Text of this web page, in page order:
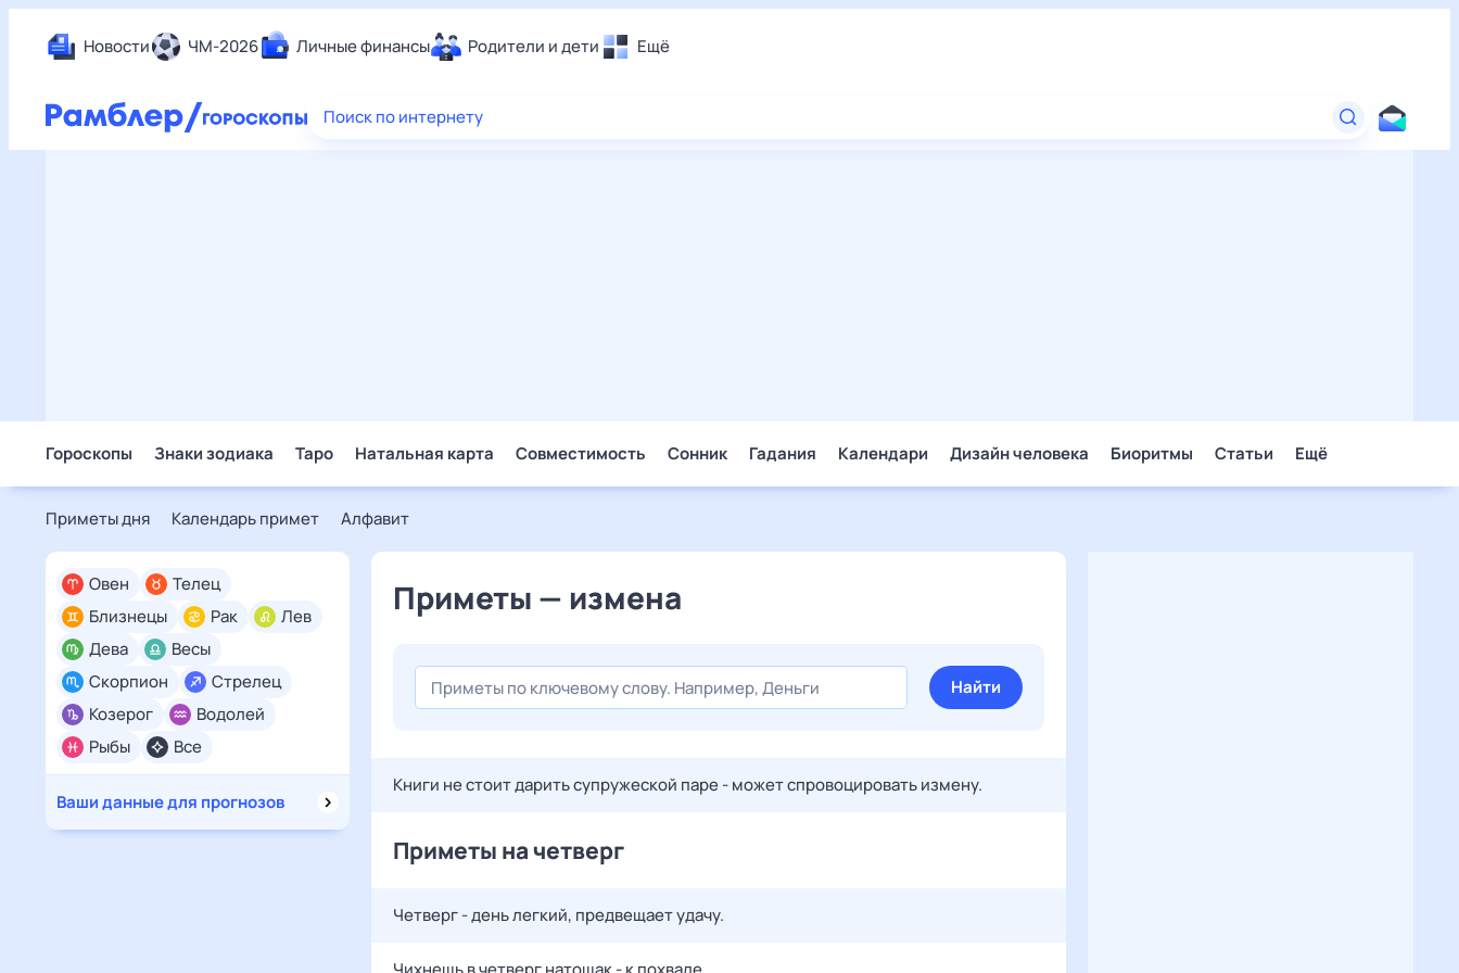
Новости ЧМ-2026 Личные финансы Родители и дети Ещё
Еда
Поиск по интернету
Гороскопы Знаки зодиака Таро Натальная карта Совместимость Сонник Гадания Календари Дизайн человека Биоритмы Статьи Ещё
Приметы дня Календарь примет Алфавит
Все
Овен
Телец
Близнецы
Рак
Лев
Дева
Весы
Скорпион
Стрелец
Козерог
Водолей
Рыбы
Ваши данные для прогнозов
Приметы — измена
Найти
Книги не стоит дарить супружеской паре - может спровоцировать измену.
Приметы на четверг
Четверг - день легкий, предвещает удачу.